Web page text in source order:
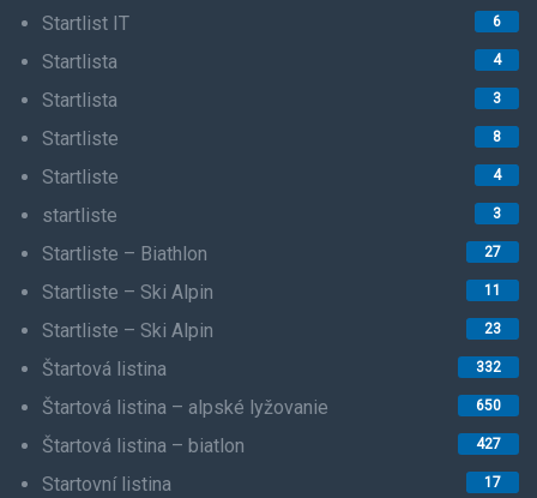
Startlist IT 6
Startlista 4
Startlista 3
Startliste 8
Startliste 4
startliste 3
Startliste – Biathlon 27
Startliste – Ski Alpin 11
Startliste – Ski Alpin 23
Štartová listina 332
Štartová listina – alpské lyžovanie 650
Štartová listina – biatlon 427
Startovní listina 17